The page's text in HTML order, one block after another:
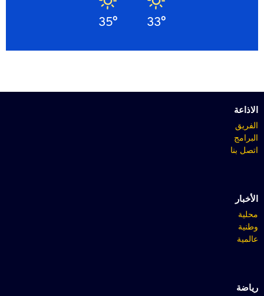
33°
35°
الاذاعة
الفريق
البرامج
اتصل بنا
الأخبار
محلية
وطنية
عالمية
رياضة